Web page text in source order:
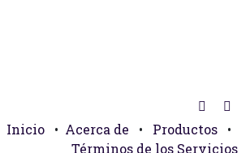
Inicio • Acerca de • Productos
•
Términos de los Servicios